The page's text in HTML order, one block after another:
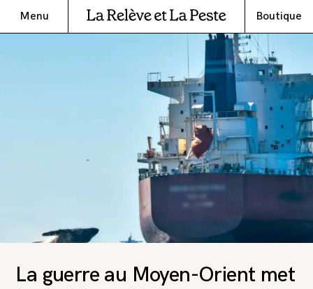
Menu Boutique
La guerre au Moyen-Orient met